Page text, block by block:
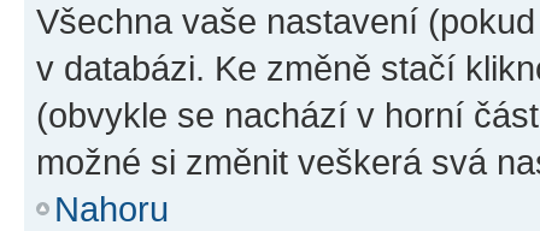
Všechna vaše nastavení
v databázi. Ke změně stačí
(obvykle se nachází v horní
možné si změnit veškerá svá
Nahoru